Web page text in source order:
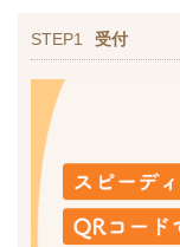
STEP1 受付